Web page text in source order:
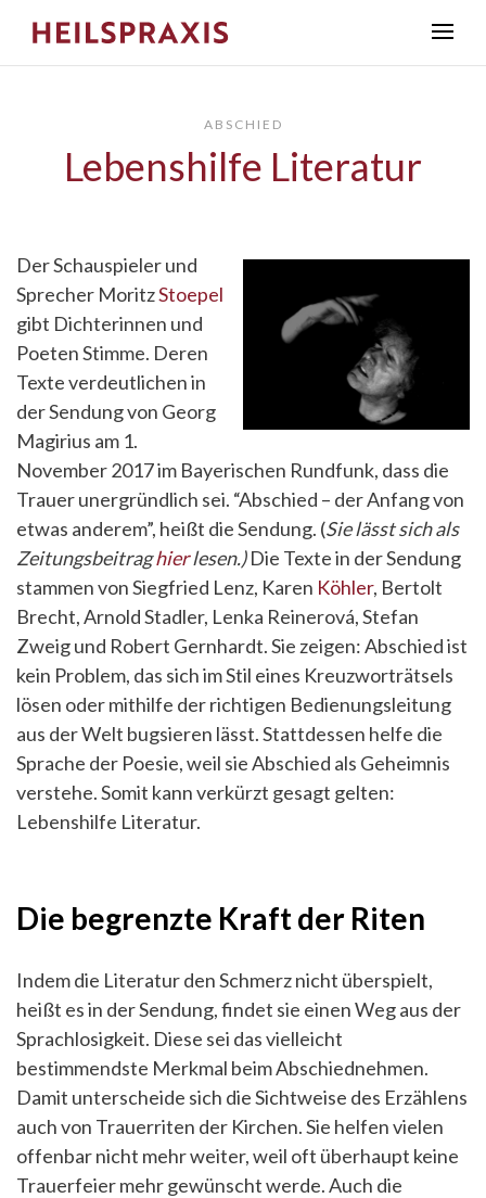
ABSCHIED
Lebenshilfe Literatur
Der Schauspieler und
Sprecher MoritzStoepel
gibt Dichterinnen und
Poeten Stimme. Deren
Texte verdeutlichen in
der Sendung von Georg
Magirius am 1.
November 2017 im Bayerischen Rundfunk, dass die
Trauer unergründlich sei. “Abschied – der Anfang von
etwas anderem”, heißt die Sendung. (Sie lässt sich als
Zeitungsbeitraghierlesen.)Die Texte in der Sendung
stammen von Siegfried Lenz, Karen Köhler, Bertolt
Brecht, Arnold Stadler, Lenka Reinerová, Stefan
Zweig und Robert Gernhardt. Sie zeigen: Abschied ist
kein Problem, das sich im Stil eines Kreuzworträtsels
lösen oder mithilfe der richtigen Bedienungsleitung
aus der Welt bugsieren lässt. Stattdessen helfe die
Sprache der Poesie, weil sie Abschied als Geheimnis
verstehe. Somit kann verkürzt gesagt gelten:
Lebenshilfe Literatur.
Die begrenzte Kraft der Riten
Indem die Literatur den Schmerz nicht überspielt,
heißt es in der Sendung, findet sie einen Weg aus der
Sprachlosigkeit. Diese sei das vielleicht
bestimmendste Merkmal beim Abschiednehmen.
Damit unterscheide sich die Sichtweise des Erzählens
auch von Trauerriten der Kirchen. Sie helfen vielen
offenbar nicht mehr weiter, weil oft überhaupt keine
Trauerfeier mehr gewünscht werde. Auch die